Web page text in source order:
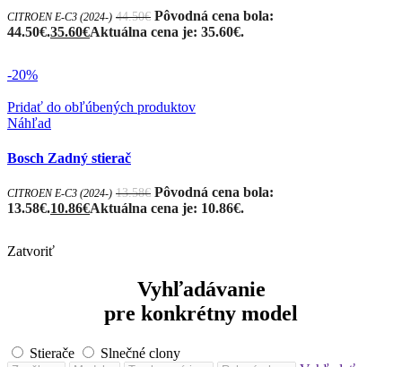
CITROEN E-C3 (2024-) 44.50€ Pôvodná cena bola:
44.50€.35.60€Aktuálna cena je: 35.60€.
-20%
Pridať do obľúbených produktov
Náhľad
Bosch Zadný stierač
CITROEN E-C3 (2024-) 13.58€ Pôvodná cena bola:
13.58€.10.86€Aktuálna cena je: 10.86€.
Zatvoriť
Vyhľadávanie
pre konkrétny model
Stierače
Slnečné clony